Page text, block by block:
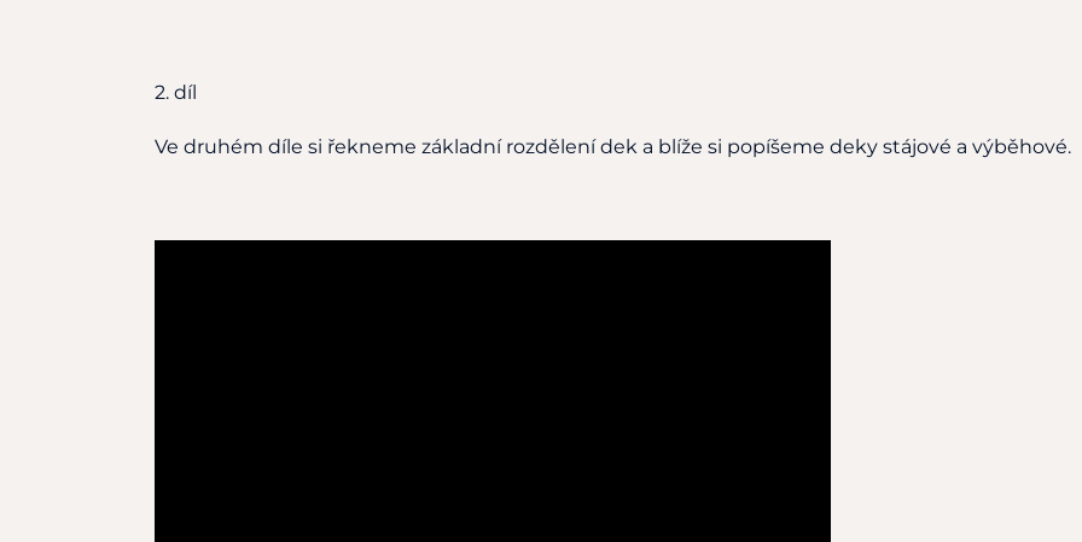
2. díl
Ve druhém díle si řekneme základní rozdělení dek a blíže si popíšeme deky stájové a výběhové.